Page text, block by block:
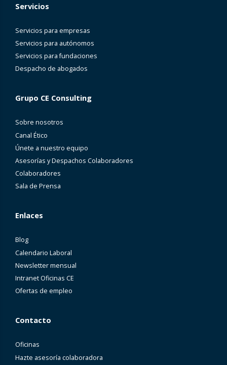
Servicios
Servicios para empresas
Servicios para autónomos
Servicios para fundaciones
Despacho de abogados
Grupo CE Consulting
Sobre nosotros
Canal Ético
Únete a nuestro equipo
Asesorías y Despachos Colaboradores
Colaboradores
Sala de Prensa
Enlaces
Blog
Calendario Laboral
Newsletter mensual
Intranet Oficinas CE
Ofertas de empleo
Contacto
Oficinas
Hazte asesoría colaboradora